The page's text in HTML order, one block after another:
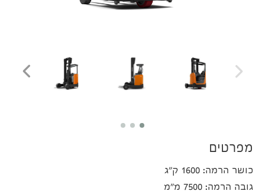
מפרטים
כושר הרמה: 1600 ק"ג
גובה הרמה: 7500 מ"מ